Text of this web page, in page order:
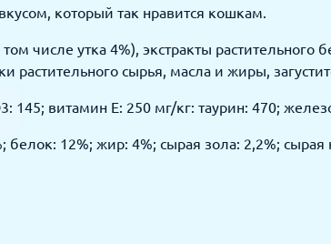
который так нравится кошкам.
числе утка 4%), экстракты
растительного сырья, масла и жиры,
витамин E: 250 мг/кг: таурин: 470;
белок: 12%; жир: 4%; сырая зола: 2,2%;